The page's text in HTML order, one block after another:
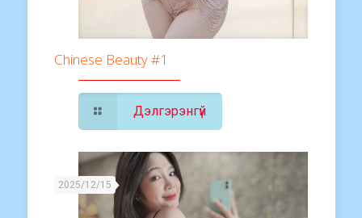
Chinese Beauty #1
Дэлгэрэнгүй
2025/12/15